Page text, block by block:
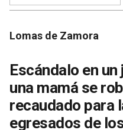
Lomas de Zamora
Escándalo en
una mamá se
recaudado para
egresados de